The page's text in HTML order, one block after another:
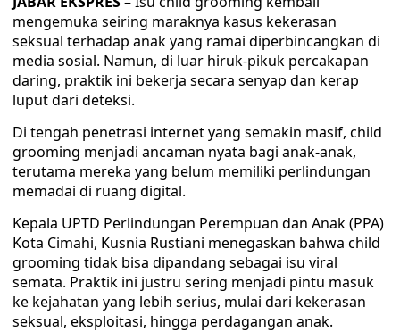
mengemuka seiring maraknya kasus kekerasan
seksual terhadap anak yang ramai diperbincangkan di
media sosial. Namun, di luar hiruk-pikuk percakapan
daring, praktik ini bekerja secara senyap dan kerap
luput dari deteksi.
Di tengah penetrasi internet yang semakin masif, child
grooming menjadi ancaman nyata bagi anak-anak,
terutama mereka yang belum memiliki perlindungan
memadai di ruang digital.
Kepala UPTD Perlindungan Perempuan dan Anak (PPA)
Kota Cimahi, Kusnia Rustiani menegaskan bahwa child
grooming tidak bisa dipandang sebagai isu viral
semata. Praktik ini justru sering menjadi pintu masuk
ke kejahatan yang lebih serius, mulai dari kekerasan
seksual, eksploitasi, hingga perdagangan anak.